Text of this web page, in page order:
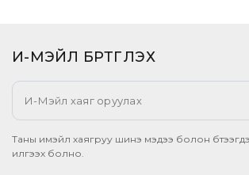
И-МЭЙЛ БҮРТГҮҮЛЭХ​
Таны имэйл хаягруу шинэ мэдээ болон
илгээх болно.